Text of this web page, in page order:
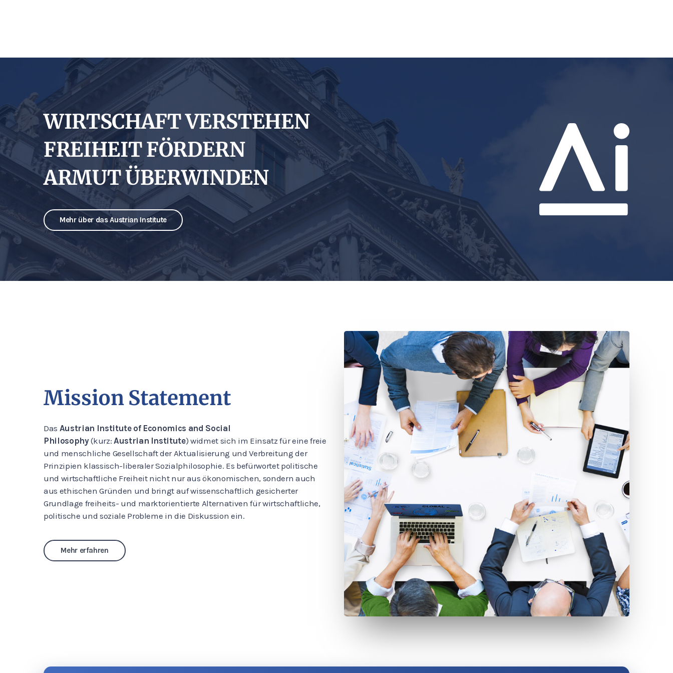
WIRTSCHAFT VERSTEHEN
FREIHEIT FÖRDERN
ARMUT ÜBERWINDEN
Mehr über das Austrian Institute
Mission Statement
Das Austrian Institute of Economics and Social
Philosophy(kurz: Austrian Institute) widmet sich im Einsatz für eine freie
und menschliche Gesellschaft der Aktualisierung und Verbreitung der
Prinzipien klassisch-liberaler Sozialphilosophie. Es befürwortet politische
und wirtschaftliche Freiheit nicht nur aus ökonomischen, sondern auch
aus ethischen Gründen und bringt auf wissenschaftlich gesicherter
Grundlage freiheits- und marktorientierte Alternativen für wirtschaftliche,
politische und soziale Probleme in die Diskussion ein.
Mehr erfahren